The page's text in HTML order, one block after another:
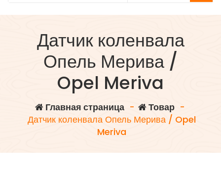
Датчик коленвала
Опель Мерива /
Opel Meriva
Главная страница- Товар-
Датчик коленвала Опель Мерива / Opel
Meriva